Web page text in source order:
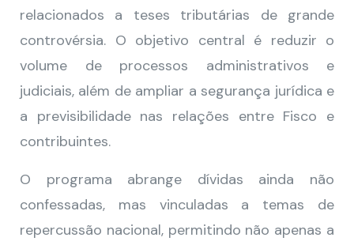
relacionados a teses tributárias de grande
controvérsia. O objetivo central é reduzir o
volume de processos administrativos e
judiciais, além de ampliar a segurança jurídica e
a previsibilidade nas relações entre Fisco e
contribuintes.
O programa abrange dívidas ainda não
confessadas, mas vinculadas a temas de
repercussão nacional, permitindo não apenas a